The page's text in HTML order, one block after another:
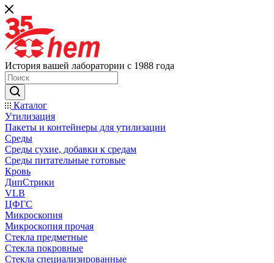
История вашей лаборатории с 1988 года
Каталог
Утилизация
Пакеты и контейнеры для утилизации
Среды
Среды сухие, добавки к средам
Среды питательные готовые
Кровь
ДипСтрики
VLB
ЦФГС
Микроскопия
Микроскопия прочая
Стекла предметные
Стекла покровные
Стекла специализированные